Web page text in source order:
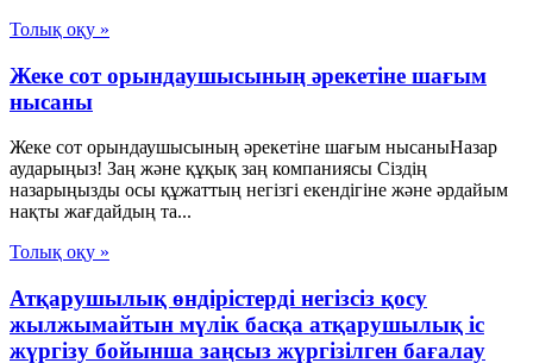
Толық оқу »
Жеке сот орындаушысының әрекетіне шағым
нысаны
Жеке сот орындаушысының әрекетіне шағым нысаныНазар
аударыңыз! Заң және құқық заң компаниясы Сіздің
назарыңызды осы құжаттың негізгі екендігіне және әрдайым
нақты жағдайдың та...
Толық оқу »
Атқарушылық өндірістерді негізсіз қосу
жылжымайтын мүлік басқа атқарушылық іс
жүргізу бойынша заңсыз жүргізілген бағалау